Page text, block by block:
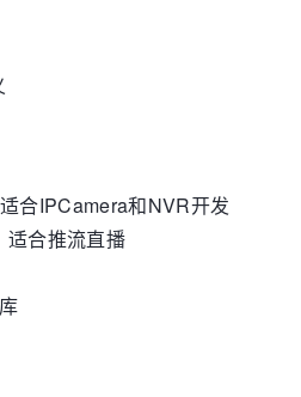
合IPCamera和NVR开发
适合推流直播